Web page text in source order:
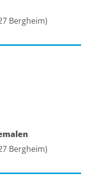
Bergheim)
Bergheim)